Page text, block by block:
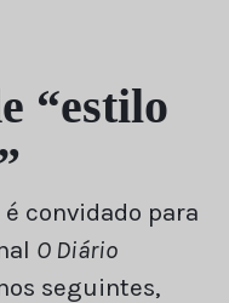
“estilo
convidado para
O Diário
seguintes,